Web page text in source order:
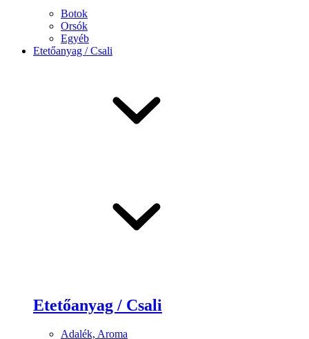
Botok
Orsók
Egyéb
Etetőanyag / Csali
Etetőanyag / Csali
Adalék, Aroma